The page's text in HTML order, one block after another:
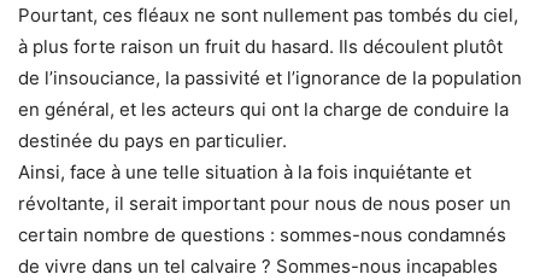
Pourtant, ces fléaux ne sont nullement pas tombés du ciel,
à plus forte raison un fruit du hasard. Ils découlent plutôt
de l’insouciance, la passivité et l’ignorance de la population
en général, et les acteurs qui ont la charge de conduire la
destinée du pays en particulier.
Ainsi, face à une telle situation à la fois inquiétante et
révoltante, il serait important pour nous de nous poser un
certain nombre de questions : sommes-nous condamnés
de vivre dans un tel calvaire ? Sommes-nous incapables